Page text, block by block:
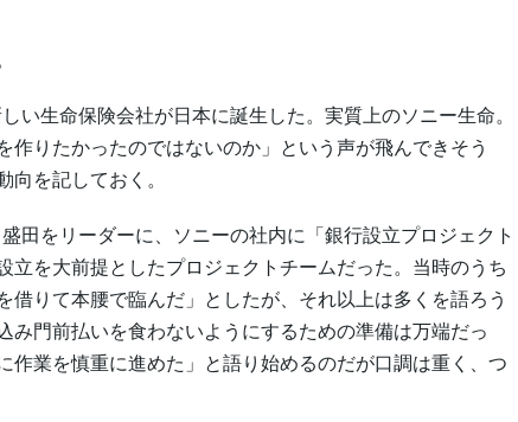
生命保険会社が日本に誕生した。実質上のソニー生命。
作りたかったのではないのか」という声が飛んできそう
向を記しておく。
田をリーダーに、ソニーの社内に「銀行設立プロジェクト
立を大前提としたプロジェクトチームだった。当時のうち
りて本腰で臨んだ」としたが、それ以上は多くを語ろう
み門前払いを食わないようにするための準備は万端だっ
作業を慎重に進めた」と語り始めるのだが口調は重く、つ